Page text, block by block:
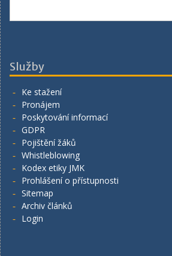
Služby
Ke stažení
Pronájem
Poskytování informací
GDPR
Pojištění žáků
Whistleblowing
Kodex etiky JMK
Prohlášení o přístupnosti
Sitemap
Archiv článků
Login